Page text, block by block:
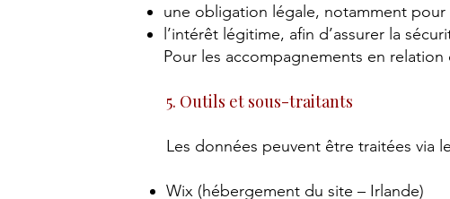
une obligation légale, notamment pour
l’intérêt légitime, afin d’assurer la
Pour les accompagnements en
5. Outils et sous-traitants
Les données peuvent être traitées via
Wix (hébergement du site – Irlande)